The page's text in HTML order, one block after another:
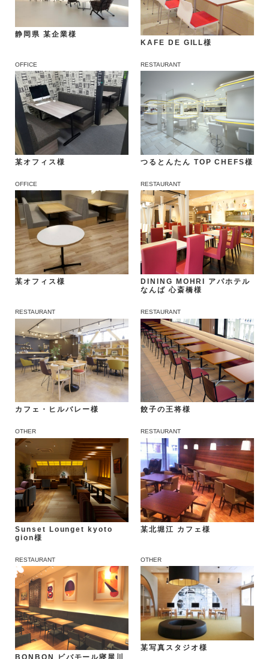
静岡県 某企業様
KAFE DE GILL様
某オフィス様
OFFICE
つるとんたん TOP CHEFS様
RESTAURANT
某オフィス様
OFFICE
DINING MOHRI アパホテル
なんば 心斎橋様
RESTAURANT
カフェ・ヒルバレー様
RESTAURANT
餃子の王将様
RESTAURANT
Sunset Lounget kyoto
gion様
OTHER
某北堀江 カフェ様
RESTAURANT
BONBON ビバモール寝屋川
RESTAURANT
某写真スタジオ様
OTHER